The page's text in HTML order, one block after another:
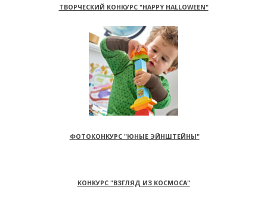
ТВОРЧЕСКИЙ КОНКУРС "HAPPY HALLOWEEN"
ФОТОКОНКУРС "ЮНЫЕ ЭЙНШТЕЙНЫ"
КОНКУРС "ВЗГЛЯД ИЗ КОСМОСА"